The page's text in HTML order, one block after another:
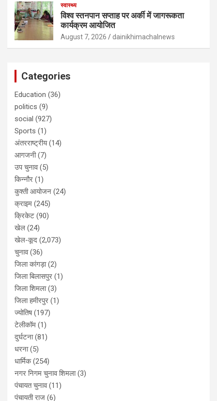
स्वास्थ्य
विश्व स्तनपान सप्ताह पर अर्की में जागरूकता
कार्यक्रम आयोजित
August 7, 2026 dainikhimachalnews
Categories
Education (36)
politics (9)
social (927)
Sports (1)
अंतरराष्ट्रीय(14)
आगजनी(7)
उप चुनाव(5)
किन्नौर (1)
कुश्ती आयोजन (24)
क्राइम (245)
क्रिकेट (90)
खेल (24)
खेल-कूद (2,073)
चुनाव(36)
जिला कांगड़ा(2)
जिला बिलासपुर (1)
जिला शिमला(3)
जिला हमीरपुर (1)
ज्योतिष(197)
टेलीकॉम (1)
दुर्घटना(81)
धरना(5)
धार्मिक(254)
नगर निगम चुनाव शिमला(3)
पंचायत चुनाव(11)
पंचायती राज (6)